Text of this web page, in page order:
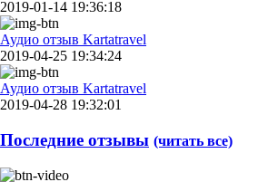
2019-01-14 19:36:18
Аудио отзыв Kartatravel
2019-04-25 19:34:24
Аудио отзыв Kartatravel
2019-04-28 19:32:01
Последние отзывы (читать все)